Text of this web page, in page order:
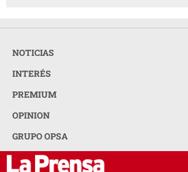
NOTICIAS
INTERÉS
PREMIUM
OPINION
GRUPO OPSA